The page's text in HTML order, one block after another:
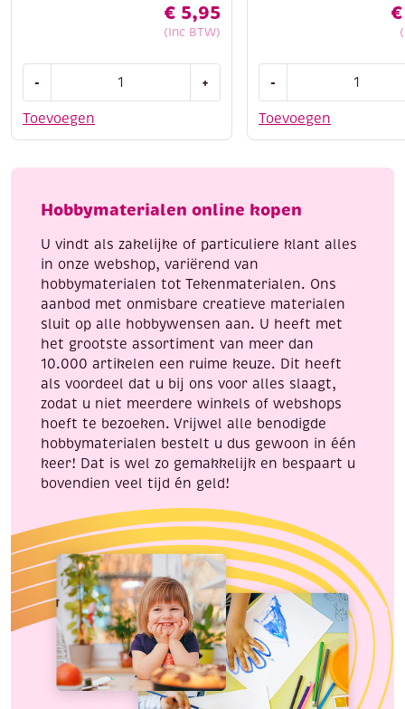
€ 5,95
(Inc BTW)
Toevoegen
-
do
-
aantal
+
€
Toevoegen
-
kit
3
60
aantal
Hobbymaterialen online kopen
U vindt als zakelijke of particuliere klant alles
in onze webshop, variërend van
hobbymaterialen tot Tekenmaterialen. Ons
aanbod met onmisbare creatieve materialen
sluit op alle hobbywensen aan. U heeft met
het grootste assortiment van meer dan
10.000 artikelen een ruime keuze. Dit heeft
als voordeel dat u bij ons voor alles slaagt,
zodat u niet meerdere winkels of webshops
hoeft te bezoeken. Vrijwel alle benodigde
hobbymaterialen bestelt u dus gewoon in één
keer! Dat is wel zo gemakkelijk en bespaart u
bovendien veel tijd én geld!